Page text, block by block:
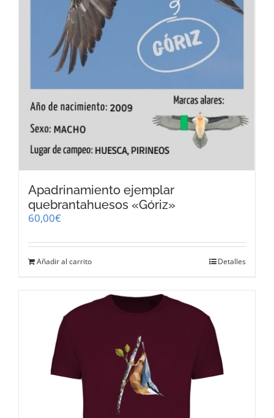
Apadrinamiento ejemplar
quebrantahuesos «Góriz»
60,00€
Añadir al carrito Detalles